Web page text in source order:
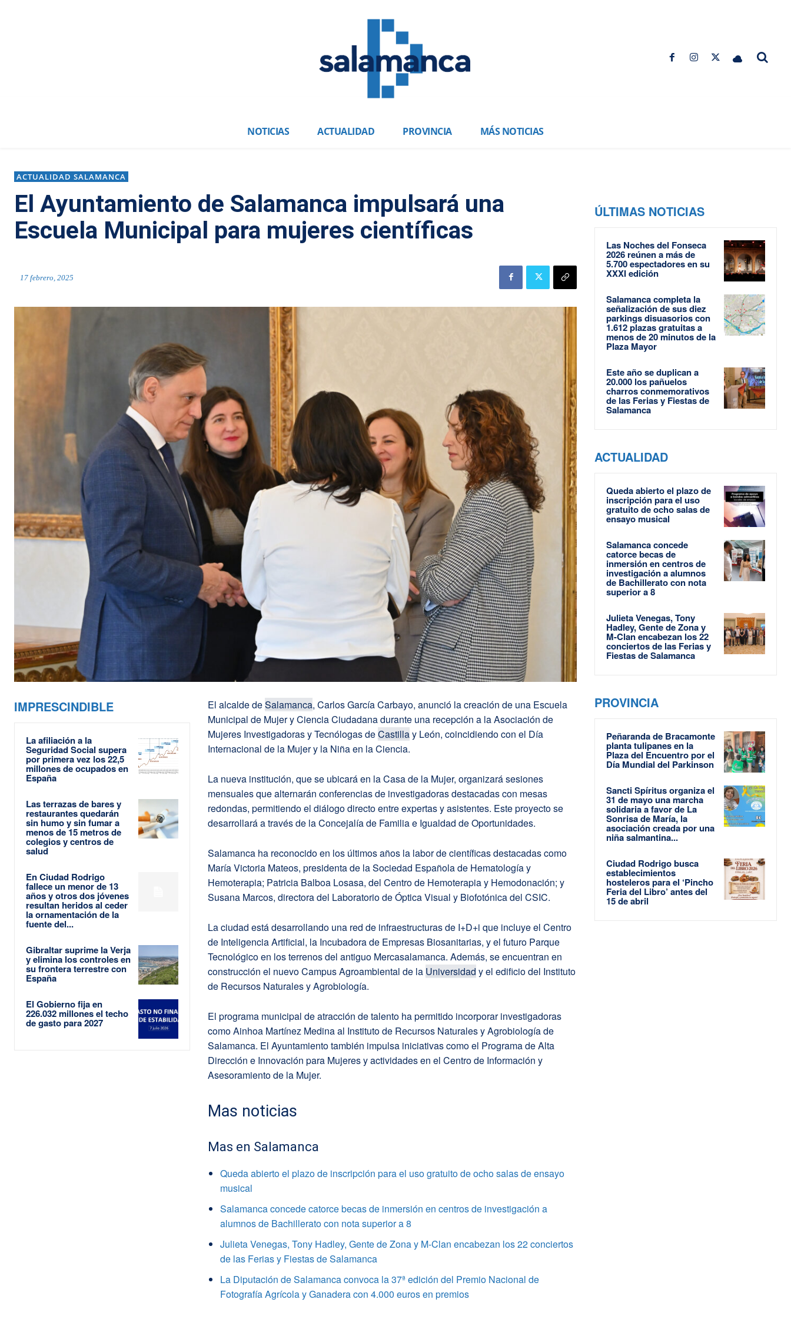
NOTICIAS ACTUALIDAD PROVINCIA MÁS NOTICIAS
ACTUALIDAD SALAMANCA
El Ayuntamiento de Salamanca impulsará una
Escuela Municipal para mujeres científicas
17 febrero, 2025
IMPRESCINDIBLE
La afiliación a la
Seguridad Social supera
por primera vez los 22,5
millones de ocupados en
España
Las terrazas de bares y
restaurantes quedarán
sin humo y sin fumar a
menos de 15 metros de
colegios y centros de
salud
En Ciudad Rodrigo
fallece un menor de 13
años y otros dos jóvenes
resultan heridos al ceder
la ornamentación de la
fuente del...
Gibraltar suprime la Verja
y elimina los controles en
su frontera terrestre con
España
El Gobierno fija en
226.032 millones el techo
de gasto para 2027
El alcalde deSalamanca, Carlos García Carbayo, anunció la creación de una Escuela
Municipal de Mujer y Ciencia Ciudadana durante una recepción a la Asociación de
Mujeres Investigadoras y Tecnólogas deCastillay León, coincidiendo con el Día
Internacional de la Mujer y la Niña en la Ciencia.
La nueva institución, que se ubicará en la Casa de la Mujer, organizará sesiones
mensuales que alternarán conferencias de investigadoras destacadas con mesas
redondas, permitiendo el diálogo directo entre expertas y asistentes. Este proyecto se
desarrollará a través de la Concejalía de Familia e Igualdad de Oportunidades.
Salamanca ha reconocido en los últimos años la labor de científicas destacadas como
María Victoria Mateos, presidenta de la Sociedad Española de Hematología y
Hemoterapia; Patricia Balboa Losasa, del Centro de Hemoterapia y Hemodonación; y
Susana Marcos, directora del Laboratorio de Óptica Visual y Biofotónica del CSIC.
La ciudad está desarrollando una red de infraestructuras de I+D+i que incluye el Centro
de Inteligencia Artificial, la Incubadora de Empresas Biosanitarias, y el futuro Parque
Tecnológico en los terrenos del antiguo Mercasalamanca. Además, se encuentran en
construcción el nuevo Campus Agroambiental de la Universidad y el edificio del Instituto
de Recursos Naturales y Agrobiología.
El programa municipal de atracción de talento ha permitido incorporar investigadoras
como Ainhoa Martínez Medina al Instituto de Recursos Naturales y Agrobiología de
Salamanca. El Ayuntamiento también impulsa iniciativas como el Programa de Alta
Dirección e Innovación para Mujeres y actividades en el Centro de Información y
Asesoramiento de la Mujer.
Mas noticias
Mas en Salamanca
Queda abierto el plazo de inscripción para el uso gratuito de ocho salas de ensayo
musical
Salamanca concede catorce becas de inmersión en centros de investigación a
alumnos de Bachillerato con nota superior a 8
Julieta Venegas, Tony Hadley, Gente de Zona y M-Clan encabezan los 22 conciertos
de las Ferias y Fiestas de Salamanca
La Diputación de Salamanca convoca la 37ª edición del Premio Nacional de
Fotografía Agrícola y Ganadera con 4.000 euros en premios
ÚLTIMAS NOTICIAS
Las Noches del Fonseca
2026 reúnen a más de
5.700 espectadores en su
XXXI edición
Salamanca completa la
señalización de sus diez
parkings disuasorios con
1.612 plazas gratuitas a
menos de 20 minutos de la
Plaza Mayor
Este año se duplican a
20.000 los pañuelos
charros conmemorativos
de las Ferias y Fiestas de
Salamanca
ACTUALIDAD
Queda abierto el plazo de
inscripción para el uso
gratuito de ocho salas de
ensayo musical
Salamanca concede
catorce becas de
inmersión en centros de
investigación a alumnos
de Bachillerato con nota
superior a 8
Julieta Venegas, Tony
Hadley, Gente de Zona y
M-Clan encabezan los 22
conciertos de las Ferias y
Fiestas de Salamanca
PROVINCIA
Peñaranda de Bracamonte
planta tulipanes en la
Plaza del Encuentro por el
Día Mundial del Parkinson
Sancti Spíritus organiza el
31 de mayo una marcha
solidaria a favor de La
Sonrisa de María, la
asociación creada por una
niña salmantina...
Ciudad Rodrigo busca
establecimientos
hosteleros para el ‘Pincho
Feria del Libro’ antes del
15 de abril